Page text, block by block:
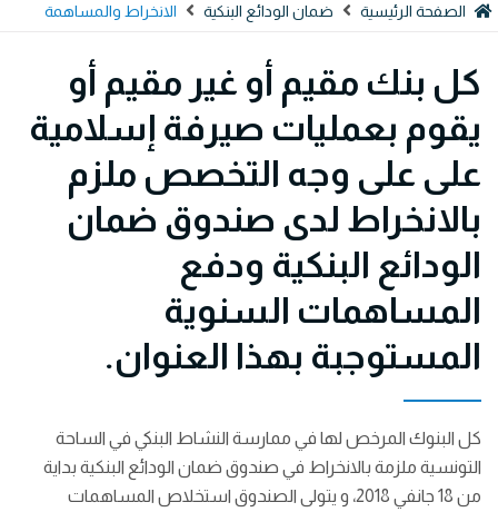
الصفحة الرئيسية ضمان الودائع البنكية الانخراط والمساهمة
كل بنك مقيم أو غير مقيم أو
يقوم بعمليات صيرفة إسلامية
على على وجه التخصص ملزم
بالانخراط لدى صندوق ضمان
الودائع البنكية ودفع
المساهمات السنوية
المستوجبة بهذا العنوان.
كل البنوك المرخص لها في ممارسة النشاط البنكي في الساحة
التونسية ملزمة بالانخراط في صندوق ضمان الودائع البنكية بداية
من 18 جانفي 2018، و يتولى الصندوق استخلاص المساهمات